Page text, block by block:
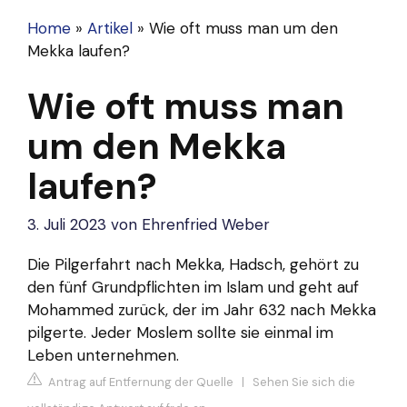
Home » Artikel » Wie oft muss man um den
Mekka laufen?
Wie oft muss man
um den Mekka
laufen?
3. Juli 2023 von Ehrenfried Weber
Die Pilgerfahrt nach Mekka, Hadsch, gehört zu
den fünf Grundpflichten im Islam und geht auf
Mohammed zurück, der im Jahr 632 nach Mekka
pilgerte. Jeder Moslem sollte sie einmal im
Leben unternehmen.
Antrag auf Entfernung der Quelle | Sehen Sie sich die